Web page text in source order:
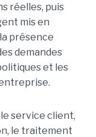
réelles, puis
mis en
présence
demandes
et les
service client,
le traitement